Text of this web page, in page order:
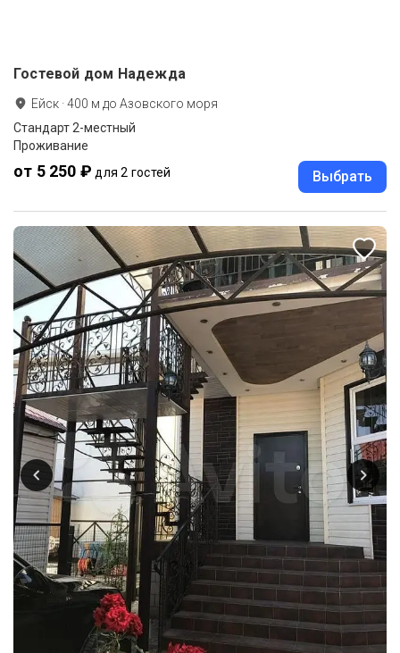
Гостевой дом Надежда
Ейск ·400 м до Азовского моря
Стандарт 2-местный
Проживание
от 5 250 ₽ для 2 гостей Выбрать